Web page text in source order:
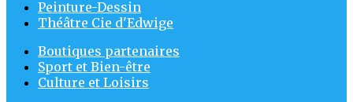
Peinture-Dessin
Théâtre Cie d'Edwige
Boutiques partenaires
Sport et Bien-être
Culture et Loisirs